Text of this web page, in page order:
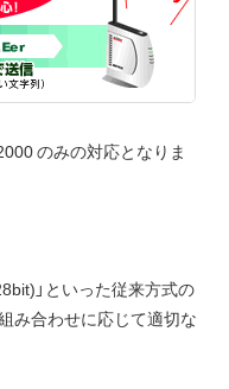
のみの対応となりま
」といった従来方式の
み合わせに応じて適切な